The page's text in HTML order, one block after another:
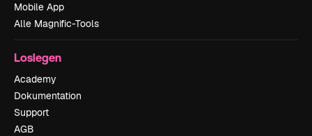
Mobile App
Alle Magnific-Tools
Loslegen
Academy
Dokumentation
Support
AGB